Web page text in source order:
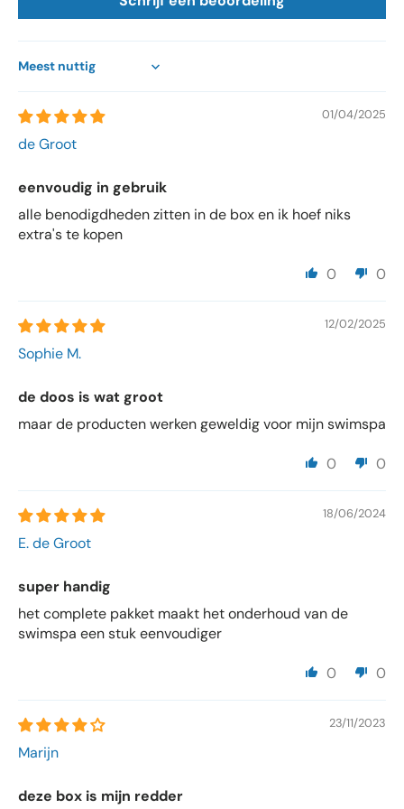
Sort by
01/04/2025
de Groot
eenvoudig in gebruik
alle benodigdheden zitten in de box en ik hoef niks
extra's te kopen
0 0
12/02/2025
Sophie M.
de doos is wat groot
maar de producten werken geweldig voor mijn swimspa
0 0
18/06/2024
E. de Groot
super handig
het complete pakket maakt het onderhoud van de
swimspa een stuk eenvoudiger
0 0
23/11/2023
Marijn
deze box is mijn redder